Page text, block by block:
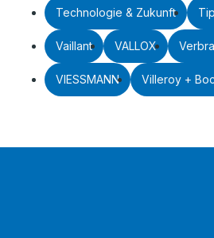
Technologie & Zukunft
Vaillant VALLOX
VIESSMANN Villeroy +